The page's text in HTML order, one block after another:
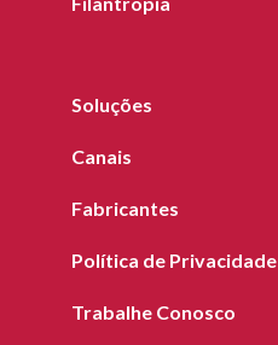
Soluções
Canais
Fabricantes
Política de Privacidade
Trabalhe Conosco